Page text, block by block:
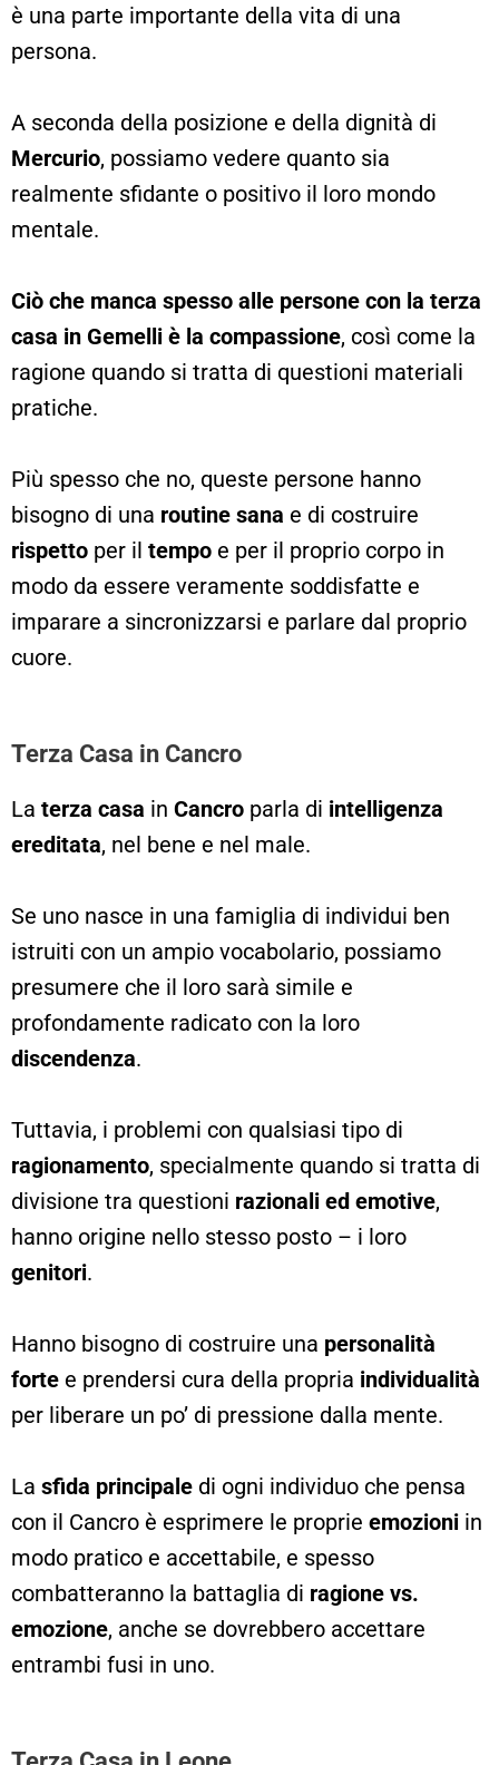
è una parte importante della vita di una
persona.
A seconda della posizione e della dignità di
Mercurio, possiamo vedere quanto sia
realmente sfidante o positivo il loro mondo
mentale.
Ciò che manca spesso alle persone con la terza
casa in Gemelli è la compassione, così come la
ragione quando si tratta di questioni materiali
pratiche.
Più spesso che no, queste persone hanno
bisogno di una routine sana e di costruire
rispetto per il tempo e per il proprio corpo in
modo da essere veramente soddisfatte e
imparare a sincronizzarsi e parlare dal proprio
cuore.
Terza Casa in Cancro
La terza casa in Cancro parla di intelligenza
ereditata, nel bene e nel male.
Se uno nasce in una famiglia di individui ben
istruiti con un ampio vocabolario, possiamo
presumere che il loro sarà simile e
profondamente radicato con la loro
discendenza.
Tuttavia, i problemi con qualsiasi tipo di
ragionamento, specialmente quando si tratta di
divisione tra questioni razionali ed emotive,
hanno origine nello stesso posto – i loro
genitori.
Hanno bisogno di costruire una personalità
forte e prendersi cura della propria individualità
per liberare un po’ di pressione dalla mente.
La sfida principale di ogni individuo che pensa
con il Cancro è esprimere le proprie emozioni in
modo pratico e accettabile, e spesso
combatteranno la battaglia di ragione vs.
emozione, anche se dovrebbero accettare
entrambi fusi in uno.